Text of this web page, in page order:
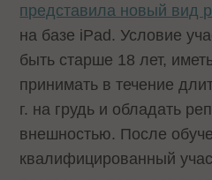
представила новый вид
на базе iPad. Условие
быть старше 18 лет,
принимать в течение
г. на грудь и обладать
внешностью. После
квалифицированный